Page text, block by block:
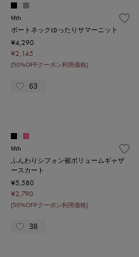
fifth
ボートネックゆったりサマーニット
¥4,290
¥2,145
[50%OFFクーポン利用価格]
63
fifth
ふんわりシフォン裾ボリュームギャザ
ースカート
¥5,580
¥2,790
[50%OFFクーポン利用価格]
38